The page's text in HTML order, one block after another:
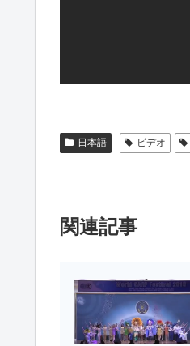
日本語 ビデオ
関連記事